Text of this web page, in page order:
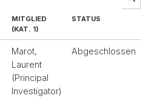
MITGLIED
(KAT. 1)
STATUS
Marot,
Laurent
(Principal
Investigator)
Abgeschlossen